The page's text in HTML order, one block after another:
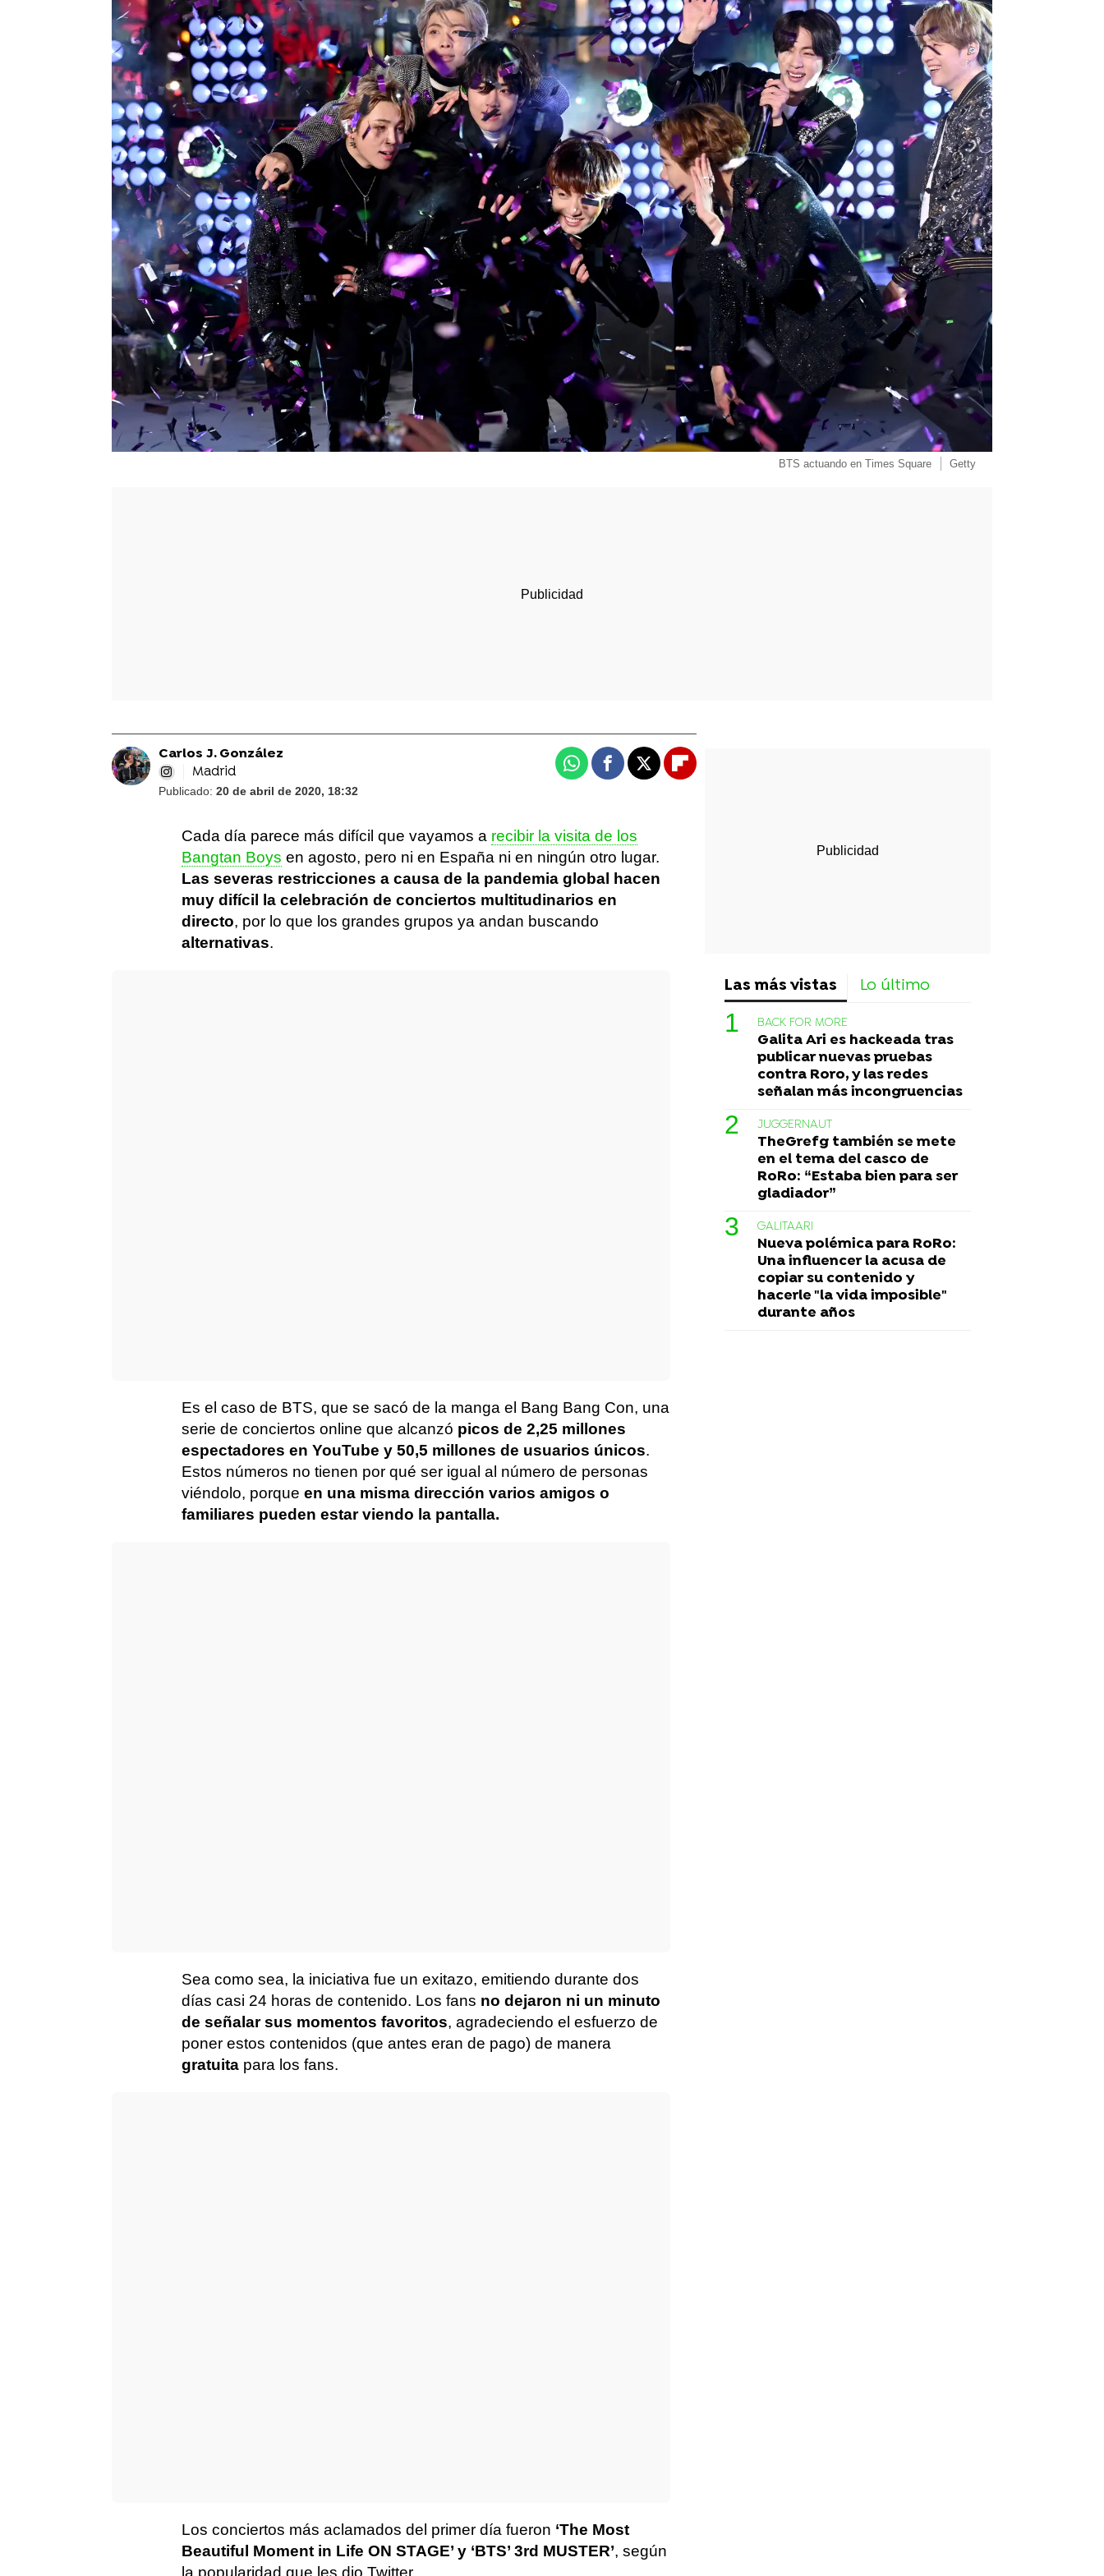
BTS actuando en Times Square Getty
Carlos J. González
Madrid
Publicado: 20 de abril de 2020, 18:32
WhatsappFacebook
X Flipboard
Cada día parece más difícil que vayamos a recibir la visita de los
Bangtan Boys en agosto, pero ni en España ni en ningún otro lugar.
Las severas restricciones a causa de la pandemia global hacen
muy difícil la celebración de conciertos multitudinarios en
directo, por lo que los grandes grupos ya andan buscando
alternativas.
Es el caso de BTS, que se sacó de la manga el Bang Bang Con, una
serie de conciertos online que alcanzó picos de 2,25 millones
espectadores en YouTube y 50,5 millones de usuarios únicos.
Estos números no tienen por qué ser igual al número de personas
viéndolo, porque en una misma dirección varios amigos o
familiares pueden estar viendo la pantalla.
Sea como sea, la iniciativa fue un exitazo, emitiendo durante dos
días casi 24 horas de contenido. Los fans no dejaron ni un minuto
de señalar sus momentos favoritos, agradeciendo el esfuerzo de
poner estos contenidos (que antes eran de pago) de manera
gratuita para los fans.
Los conciertos más aclamados del primer día fueron ‘The Most
Beautiful Moment in Life ON STAGE’ y ‘BTS’ 3rd MUSTER’, según
la popularidad que les dio Twitter.
Las más vistas Lo último
BACK FOR MORE
Galita Ari es hackeada tras
publicar nuevas pruebas
contra Roro, y las redes
señalan más incongruencias
JUGGERNAUT
TheGrefg también se mete
en el tema del casco de
RoRo: “Estaba bien para ser
gladiador”
GALITAARI
Nueva polémica para RoRo:
Una influencer la acusa de
copiar su contenido y
hacerle "la vida imposible"
durante años